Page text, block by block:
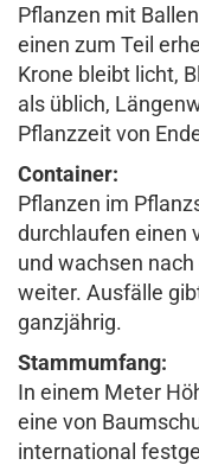
Pflanzen mit
einen zum Teil
Krone bleibt licht,
als üblich,
Pflanzzeit von
Container:
Pflanzen im
durchlaufen einen
und wachsen
weiter. Ausfälle
ganzjährig.
Stammumfang:
In einem Meter
eine von
international